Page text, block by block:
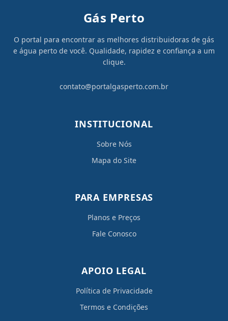
Gás Perto
O portal para encontrar as melhores distribuidoras de gás
e água perto de você. Qualidade, rapidez e confiança a um
clique.
contato@portalgasperto.com.br
INSTITUCIONAL
Sobre Nós
Mapa do Site
PARA EMPRESAS
Planos e Preços
Fale Conosco
APOIO LEGAL
Política de Privacidade
Termos e Condições